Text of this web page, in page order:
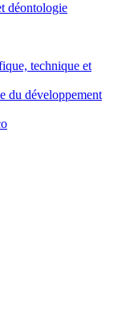
déontologie
technique et
du développement